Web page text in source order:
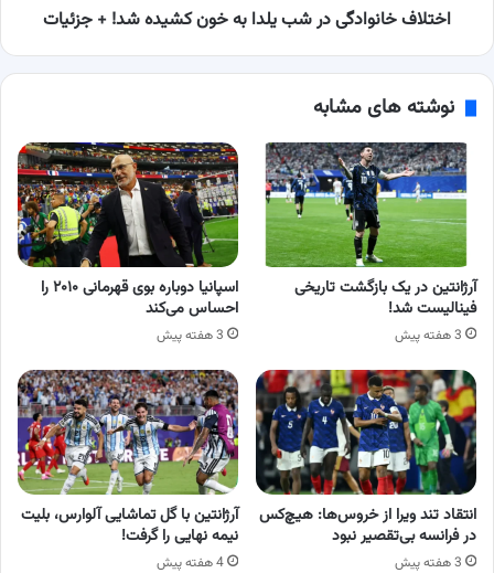
اختلاف خانوادگی در شب یلدا به خون کشیده شد! + جزئیات
نوشته های مشابه
آرژانتین در یک بازگشت تاریخی
فینالیست شد!
3 هفته پیش
اسپانیا دوباره بوی قهرمانی ۲۰۱۰ را
احساس می‌کند
3 هفته پیش
انتقاد تند ویرا از خروس‌ها: هیچ‌کس
در فرانسه بی‌تقصیر نبود
3 هفته پیش
آرژانتین با گل تماشایی آلوارس، بلیت
نیمه نهایی را گرفت!
4 هفته پیش